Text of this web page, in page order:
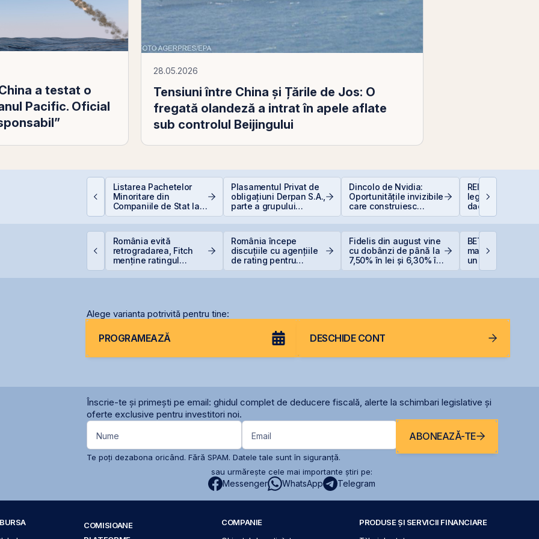
a testat o
Pacific. Oficial
28.05.2026
Tensiuni între China și Țările de Jos: O
fregată olandeză a intrat în apele aflate
sub controlul Beijingului
Listarea Pachetelor
Minoritare din
Companiile de Stat la
BVB – Soluție pentru
Plasamentul Privat de
obligațiuni Derpan S.A.,
parte a grupului
Golden Foods Snacks,
Dincolo de Nvidia:
Oportunitățile invizibile
care construiesc
viitorul AI
REIT-urile
legislație să fie,
dacă proiecte
sunt și banii se
România evită
retrogradarea, Fitch
menține ratingul
România începe
discuțiile cu agențiile
de rating pentru
Fidelis din august vine
cu dobânzi de până la
7,50% în lei și 6,30% în
BET atinge un
maxim istoric la
un avans de
la începutul
Alege varianta potrivită pentru tine:
PROGRAMEAZĂ DESCHIDE CONT
Înscrie-te și primești pe email: ghidul complet de deducere fiscală, alerte la schimbari legislative și
oferte exclusive pentru investitori noi.
Nume Email ABONEAZĂ-TE
Te poți dezabona oricând. Fără SPAM. Datele tale sunt în siguranță.
sau urmărește cele mai importante știri pe:
Messenger WhatsApp Telegram
COMISIOANE
COMPANIE
PRODUSE ȘI SERVICII FINANCIARE